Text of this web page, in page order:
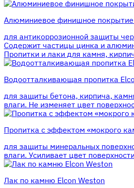
Алюминиевое финишное покрытие
для антикоррозионной защиты
Содержит частицы цинка и
Пропитки и лаки для камня,
Водоотталкивающая пропитка
для защиты бетона, кирпича,
влаги. Не изменяет цвет
Пропитка с эффектом «мокрого
для защиты минеральных
влаги. Усиливает цвет
Лак по камню Elcon Weston